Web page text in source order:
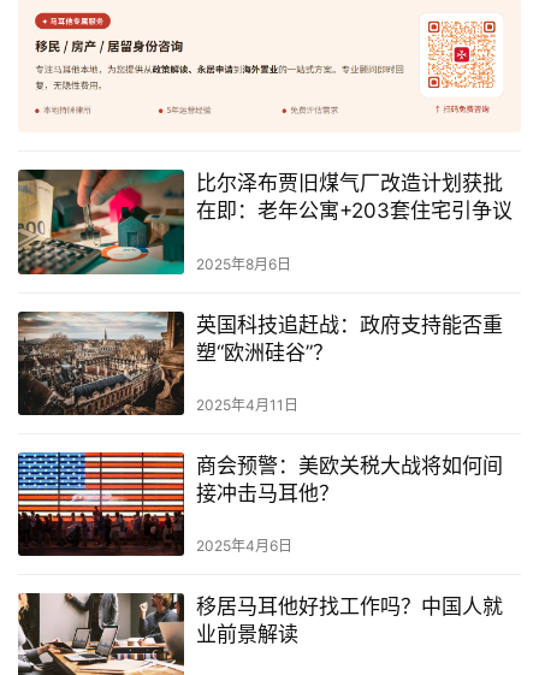
南
马
耳
移
民
留
教
育
址
导
航
比尔泽布贾旧煤气厂改造计划获批
在即：老年公寓+203套住宅引争议
2025年8月6日
英国科技追赶战：政府支持能否重
塑“欧洲硅谷”？
2025年4月11日
商会预警：美欧关税大战将如何间
接冲击马耳他？
2025年4月6日
移居马耳他好找工作吗？中国人就
业前景解读